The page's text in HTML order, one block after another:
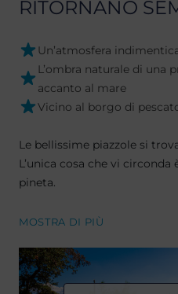
RITORNANO
Un’atmosfera
L’ombra naturale di una
accanto al mare
Vicino al borgo di
Le bellissime piazzole si
L’unica cosa che vi circonda
pineta.
MOSTRA DI PIÙ